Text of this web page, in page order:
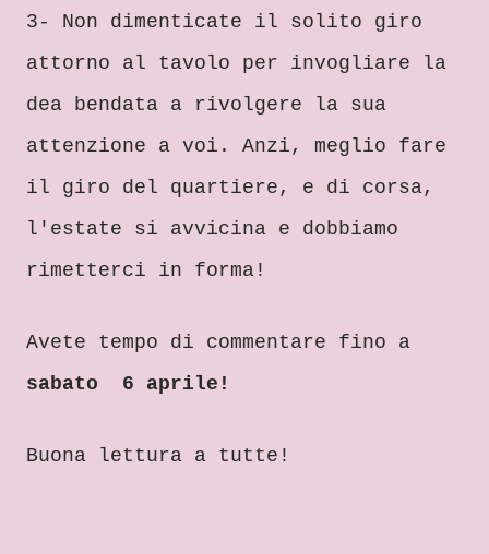
3 - Non dimenticate il solito giro
attorno al tavolo per invogliare la
dea bendata a rivolgere la sua
attenzione a voi. Anzi, meglio fare
il giro del quartiere, e di corsa,
l'estate si avvicina e dobbiamo
rimetterci in forma!
Avete tempo di commentare fino a
sabato 6 aprile!
Buona lettura a tutte!